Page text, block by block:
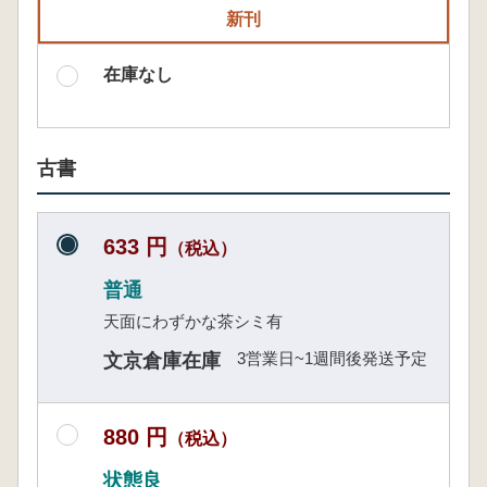
新刊
在庫なし
古書
633 円 （税込）
普通
天面にわずかな茶シミ有
文京倉庫在庫 3営業日~1週間後発送予定
880 円 （税込）
状態良